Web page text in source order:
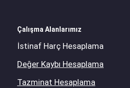
Çalışma Alanlarımız
İstinaf Harç Hesaplama
Değer Kaybı Hesaplama
Tazminat Hesaplama